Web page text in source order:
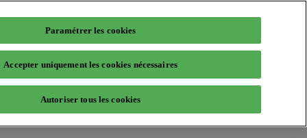
Paramétrer les cookies
Accepter uniquement les cookies nécessaires
Autoriser tous les cookies